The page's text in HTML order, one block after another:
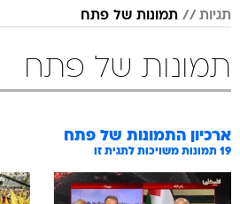
תגיות תמונות של פתח
תמונות של פתח
ארכיון התמונות של פתח
19 תמונות משויכות לתגית זו